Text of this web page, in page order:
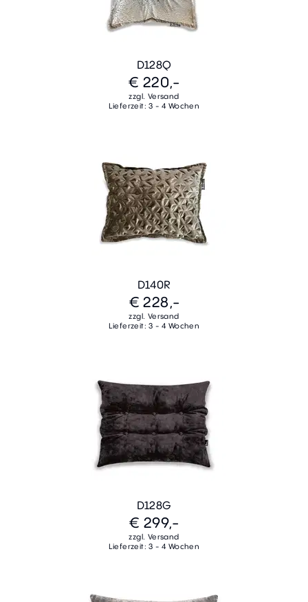
D128Q
€ 220,-
zzgl. Versand
Lieferzeit: 3 - 4 Wochen
D140R
€ 228,-
zzgl. Versand
Lieferzeit: 3 - 4 Wochen
D128G
€ 299,-
zzgl. Versand
Lieferzeit: 3 - 4 Wochen